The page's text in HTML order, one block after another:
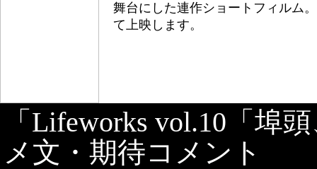
舞台にした連作ショートフィルム
て上映します。
「Lifeworks vol.10「埠
メ文・期待コメント